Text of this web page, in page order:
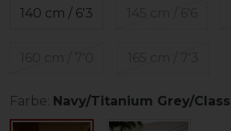
140 cm / 6'3
Farbe: Navy/Titanium Grey/